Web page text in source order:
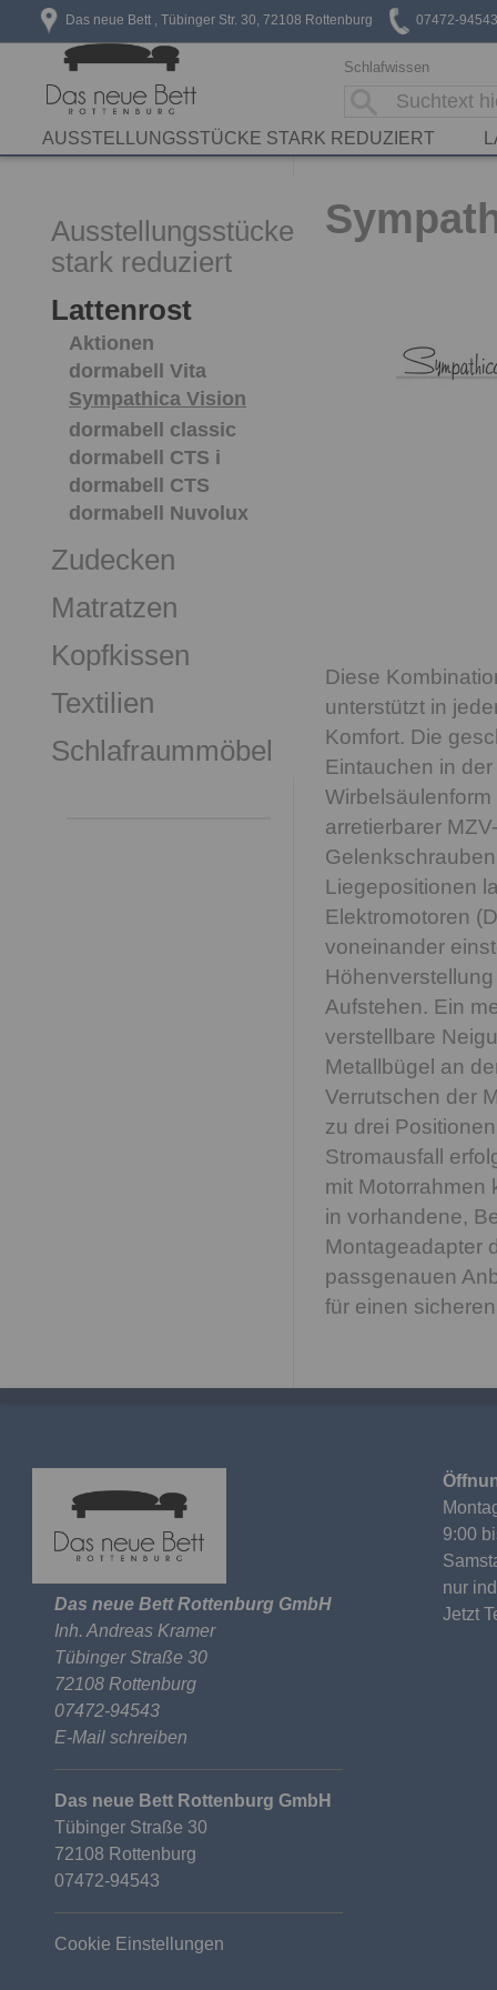
Das neue Bett , Tübinger Str. 30, 72108 Rottenburg 07472-94543
Schlafwissen
AUSSTELLUNGSSTÜCKE STARK REDUZIERT
Ausstellungsstücke
stark reduziert
Lattenrost
Aktionen
dormabell Vita
Sympathica Vision
dormabell classic
dormabell CTS i
dormabell CTS
dormabell Nuvolux
Zudecken
Matratzen
Kopfkissen
Textilien
Schlafraummöbel
Diese
unterstützt in
Komfort. Die
Eintauchen in
arretierbarer
Liegepositionen
Elektromotoren
voneinander
Aufstehen. Ein
verstellbare
Metallbügel an
Verrutschen der
zu drei
Stromausfall
mit Motorrahmen
in vorhandene,
Montageadapter
passgenauen
für einen
Das neue Bett Rottenburg GmbH
Inh. Andreas Kramer
Tübinger Straße 30
72108 Rottenburg
07472-94543
E-Mail schreiben
Das neue Bett Rottenburg GmbH
Tübinger Straße 30
72108 Rottenburg
07472-94543
Cookie Einstellungen
9:00
nur
Jetzt